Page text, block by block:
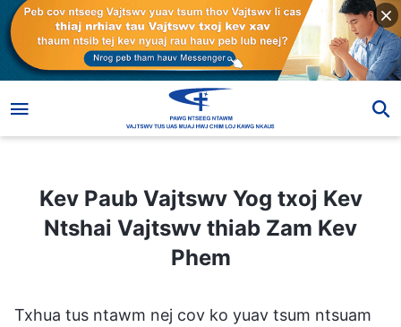
Kev Paub Vajtswv Yog txoj Kev
Ntshai Vajtswv thiab Zam Kev
Phem
Txhua tus ntawm nej cov ko yuav tsum ntsuam